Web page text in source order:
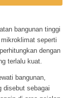
bangunan tinggi
seperti
dengan
terlalu kuat.
bangunan,
disebut sebagai